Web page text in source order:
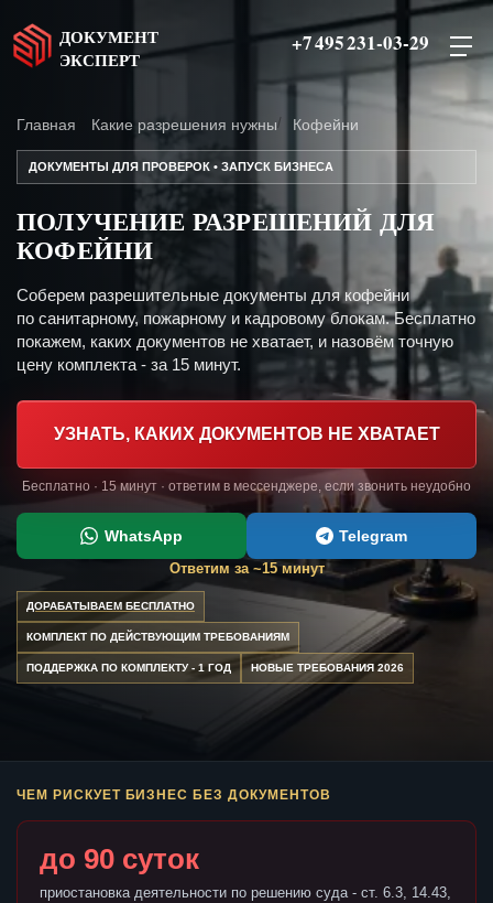
ДОКУМЕНТ
ЭКСПЕРТ
+7 495 231-03-29
Главная Какие разрешения нужны Кофейни
ДОКУМЕНТЫ ДЛЯ ПРОВЕРОК • ЗАПУСК БИЗНЕСА
ПОЛУЧЕНИЕ РАЗРЕШЕНИЙ ДЛЯ
КОФЕЙНИ
Соберем разрешительные документы для кофейни
по санитарному, пожарному и кадровому блокам. Бесплатно
покажем, каких документов не хватает, и назовём точную
цену комплекта - за 15 минут.
УЗНАТЬ, КАКИХ ДОКУМЕНТОВ НЕ ХВАТАЕТ
Бесплатно · 15 минут · ответим в мессенджере, если звонить неудобно
WhatsApp Telegram
Ответим за ~15 минут
ДОРАБАТЫВАЕМ БЕСПЛАТНО
КОМПЛЕКТ ПО ДЕЙСТВУЮЩИМ ТРЕБОВАНИЯМ
ПОДДЕРЖКА ПО КОМПЛЕКТУ - 1 ГОД НОВЫЕ ТРЕБОВАНИЯ 2026
ЧЕМ РИСКУЕТ БИЗНЕС БЕЗ ДОКУМЕНТОВ
до 90 суток
приостановка деятельности по решению суда - ст. 6.3, 14.43,